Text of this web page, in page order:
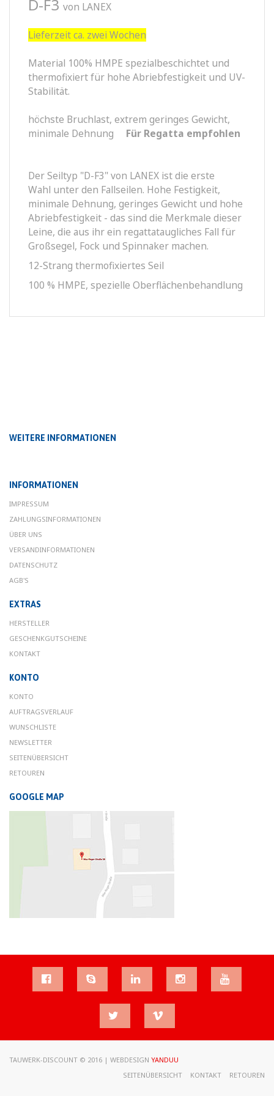
D-F3 von LANEX
Lieferzeit ca. zwei Wochen
Material 100% HMPE spezialbeschichtet und
thermofixiert für hohe Abriebfestigkeit und UV-
Stabilität.
höchste Bruchlast, extrem geringes Gewicht,
minimale Dehnung
Für Regatta empfohlen
Der Seiltyp "D-F3" von LANEX ist die erste
Wahl unter den Fallseilen. Hohe Festigkeit,
minimale Dehnung, geringes Gewicht und hohe
Abriebfestigkeit - das sind die Merkmale dieser
Leine, die aus ihr ein regattataugliches Fall für
Großsegel, Fock und Spinnaker machen.
12-Strang thermofixiertes Seil
100 % HMPE, spezielle Oberflächenbehandlung
WEITERE INFORMATIONEN
INFORMATIONEN
IMPRESSUM
ZAHLUNGSINFORMATIONEN
ÜBER UNS
VERSANDINFORMATIONEN
DATENSCHUTZ
AGB'S
EXTRAS
HERSTELLER
GESCHENKGUTSCHEINE
KONTAKT
KONTO
KONTO
AUFTRAGSVERLAUF
WUNSCHLISTE
NEWSLETTER
SEITENÜBERSICHT
RETOUREN
GOOGLE MAP
TAUWERK-DISCOUNT © 2016 | WEBDESIGN YANDUU
SEITENÜBERSICHT
KONTAKT RETOUREN